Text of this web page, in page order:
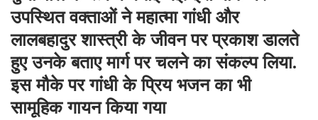
उपस्थित वक्ताओं ने महात्मा गांधी और
लालबहादुर शास्त्री के जीवन पर प्रकाश डालते
हुए उनके बताए मार्ग पर चलने का संकल्प लिया.
इस मौके पर गांधी के प्रिय भजन का भी
सामूहिक गायन किया गया